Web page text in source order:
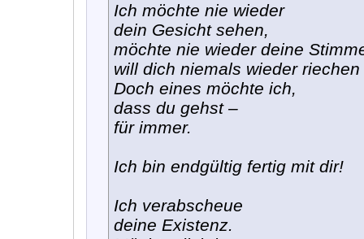
Ich möchte nie wieder
dein Gesicht sehen,
möchte nie wieder deine
will dich niemals wieder
Doch eines möchte ich,
dass du gehst –
für immer.
Ich bin endgültig fertig mit dir!
Ich verabscheue
deine Existenz.